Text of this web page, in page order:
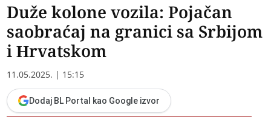
Duže kolone vozila: Pojačan
saobraćaj na granici sa Srbijom
i Hrvatskom
11.05.2025. | 15:15
Dodaj BL Portal kao Google izvor